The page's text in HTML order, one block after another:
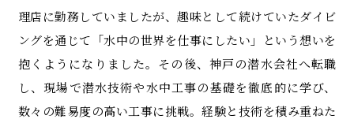
理店に勤務していましたが、趣味として続けていたダイビ
ングを通じて「水中の世界を仕事にしたい」という想いを
抱くようになりました。その後、神戸の潜水会社へ転職
し、現場で潜水技術や水中工事の基礎を徹底的に学び、
数々の難易度の高い工事に挑戦。経験と技術を積み重ねた